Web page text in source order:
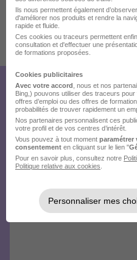
7 de plus
Publiée le 16/07/2026 - Réf :
Créez votre
envoyez votre
Ils nous permettent également
d'améliorer nos produits et rendre la
rapide et fluide.
Ces cookies ou traceurs permettent
consultation et d'effectuer une
de formations proposées.
Cookies publicitaires
Avec votre accord , nous et nos
Bing,) pouvons utiliser des traceurs
offres d’emploi ou des offres de
probabilités de trouver rapidement un
Nos partenaires personnalisent ces
votre profil et de vos centres d’intérêt.
Vous pouvez à tout moment paramétrer
consentement en cliquant sur le lien "
Pour en savoir plus, consultez notre
Politique relative aux cookies
Personnaliser mes